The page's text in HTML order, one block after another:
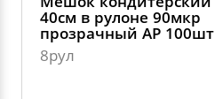
40см в рулоне 90мкр
прозрачный AP 100шт
8рул